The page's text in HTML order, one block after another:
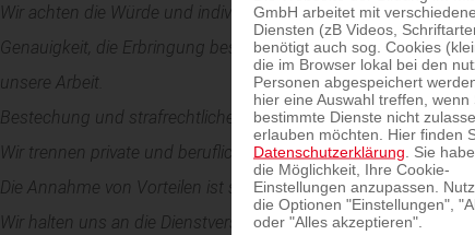
GmbH arbeitet mit
Diensten (zB Videos,
benötigt auch sog. Cookies
die im Browser lokal bei den
Personen abgespeichert
hier eine Auswahl treffen, wenn
bestimmte Dienste nicht
erlauben möchten. Hier finden
Datenschutzerklärung . Sie
die Möglichkeit, Ihre Cookie-
Einstellungen anzupassen.
die Optionen "Einstellungen",
oder "Alles akzeptieren".
Wir achten die Würde und individuelle Persönlichkeit aller
Genauigkeit, die Erbringung bestmöglicher Leistung und
unsere Arbeit.
Bestechung und strafrechtliche Delikte sind verboten.
Wir trennen private und berufliche Interessen.
Die Annahme von Vorteilen ist strengstens untersagt.
Wir halten uns an die Dienstverschwiegenheit und